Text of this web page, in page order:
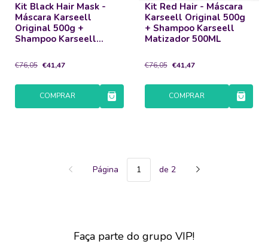
Kit Black Hair Mask -
Máscara Karseell
Original 500g +
Shampoo Karseell
€76,05 €41,47
COMPRAR
Kit Red Hair - Máscara
Karseell Original 500g
+ Shampoo Karseell
Matizador 500ML
€76,05 €41,47
COMPRAR
Página de 2
Faça parte do grupo VIP!